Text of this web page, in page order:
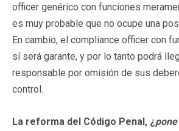
officer genérico con funciones
es muy probable que no ocupe una
En cambio, el compliance officer con
sí será garante, y por lo tanto podrá
responsable por omisión de sus
control.
La reforma del Código Penal, ¿